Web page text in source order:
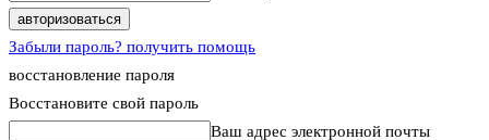
Забыли пароль? получить помощь
восстановление пароля
Восстановите свой пароль
Ваш адрес электронной почты